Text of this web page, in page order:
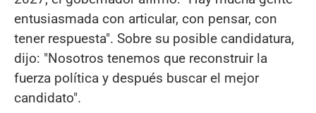
entusiasmada con articular, con pensar, con
tener respuesta". Sobre su posible candidatura,
dijo: "Nosotros tenemos que reconstruir la
fuerza política y después buscar el mejor
candidato".